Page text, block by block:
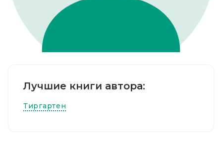
Лучшие книги автора:
Тиргартен